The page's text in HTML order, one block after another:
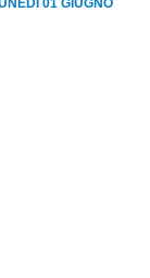
01 GIUGNO